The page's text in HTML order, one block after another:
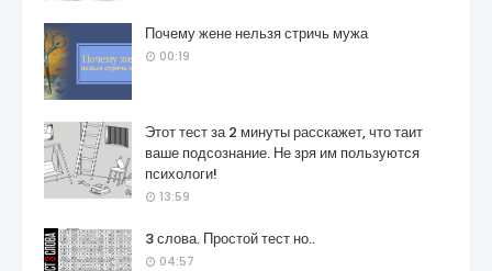
Почему жене нельзя стричь мужа
00:19
Этот тест за 2 минуты расскажет, что таит
ваше подсознание. Не зря им пользуются
психологи!
13:59
3 слова. Простой тест но..
04:57